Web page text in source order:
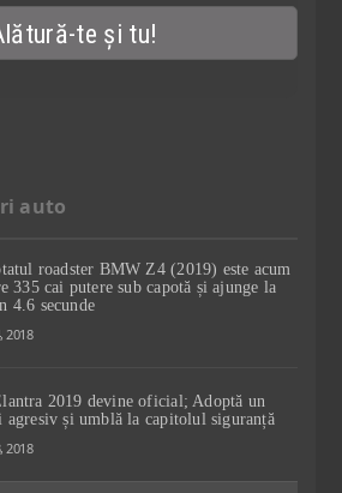
auto
roadster BMW Z4 (2019) este acum
335 cai putere sub capotă și ajunge la
4.6 secunde
2018
2019 devine oficial; Adoptă un
agresiv și umblă la capitolul siguranță
2018